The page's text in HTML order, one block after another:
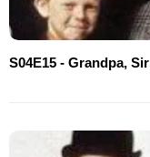
S04E15 - Grandpa, Sir